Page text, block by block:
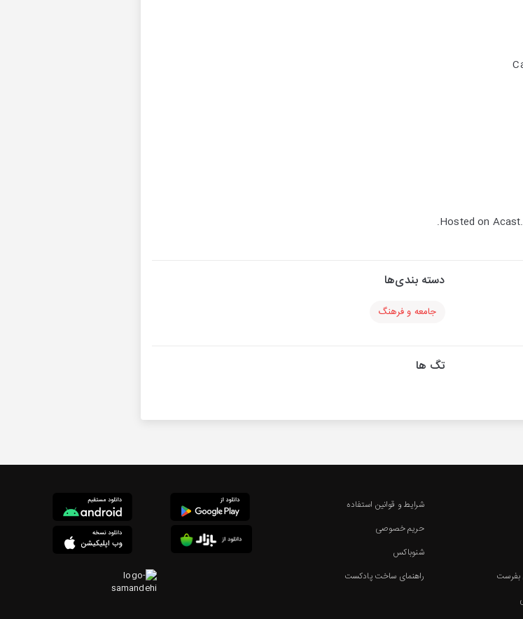
Hosted on
دسته بندی‌ها
جامعه و فرهنگ
تگ ها
بفرست
شرایط و قوانین استفاده
حریم خصوصی
شنوباکس
راهنمای ساخت پادکست